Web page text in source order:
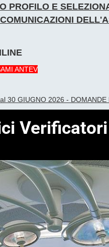
PROFILO E
ANTEV
30 GIUGNO 2026 - DOMANDE
Verificatori